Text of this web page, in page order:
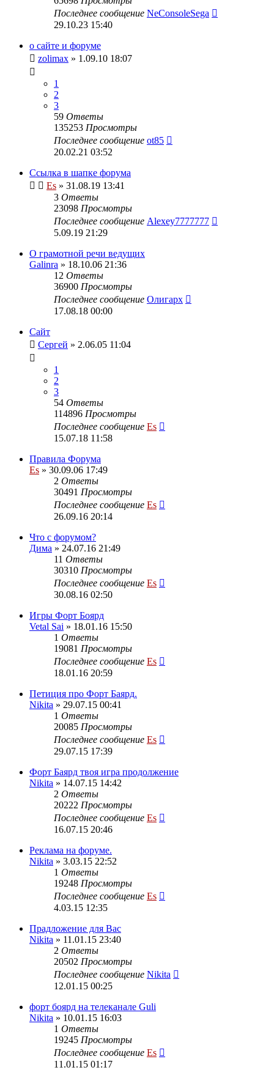
Последнее сообщение NeConsoleSega
29.10.23 15:40
о сайте и форуме
zolimax » 1.09.10 18:07
1
2
3
59 Ответы
135253 Просмотры
Последнее сообщение ot85
20.02.21 03:52
Ссылка в шапке форума
Es » 31.08.19 13:41
3 Ответы
23098 Просмотры
Последнее сообщение Alexey7777777
5.09.19 21:29
О грамотной речи ведущих
Galinra » 18.10.06 21:36
12 Ответы
36900 Просмотры
Последнее сообщение Олигарх
17.08.18 00:00
Сайт
Сергей » 2.06.05 11:04
1
2
3
54 Ответы
114896 Просмотры
Последнее сообщение Es
15.07.18 11:58
Правила Форума
Es » 30.09.06 17:49
2 Ответы
30491 Просмотры
Последнее сообщение Es
26.09.16 20:14
Что с форумом?
Дима » 24.07.16 21:49
11 Ответы
30310 Просмотры
Последнее сообщение Es
30.08.16 02:50
Игры Форт Боярд
Vetal Sai » 18.01.16 15:50
1 Ответы
19081 Просмотры
Последнее сообщение Es
18.01.16 20:59
Петиция про Форт Баярд.
Nikita » 29.07.15 00:41
1 Ответы
20085 Просмотры
Последнее сообщение Es
29.07.15 17:39
Форт Баярд твоя игра продолжение
Nikita » 14.07.15 14:42
2 Ответы
20222 Просмотры
Последнее сообщение Es
16.07.15 20:46
Реклама на форуме.
Nikita » 3.03.15 22:52
1 Ответы
19248 Просмотры
Последнее сообщение Es
4.03.15 12:35
Прадложение для Вас
Nikita » 11.01.15 23:40
2 Ответы
20502 Просмотры
Последнее сообщение Nikita
12.01.15 00:25
форт боярд на телеканале Guli
Nikita » 10.01.15 16:03
1 Ответы
19245 Просмотры
Последнее сообщение Es
11.01.15 01:17